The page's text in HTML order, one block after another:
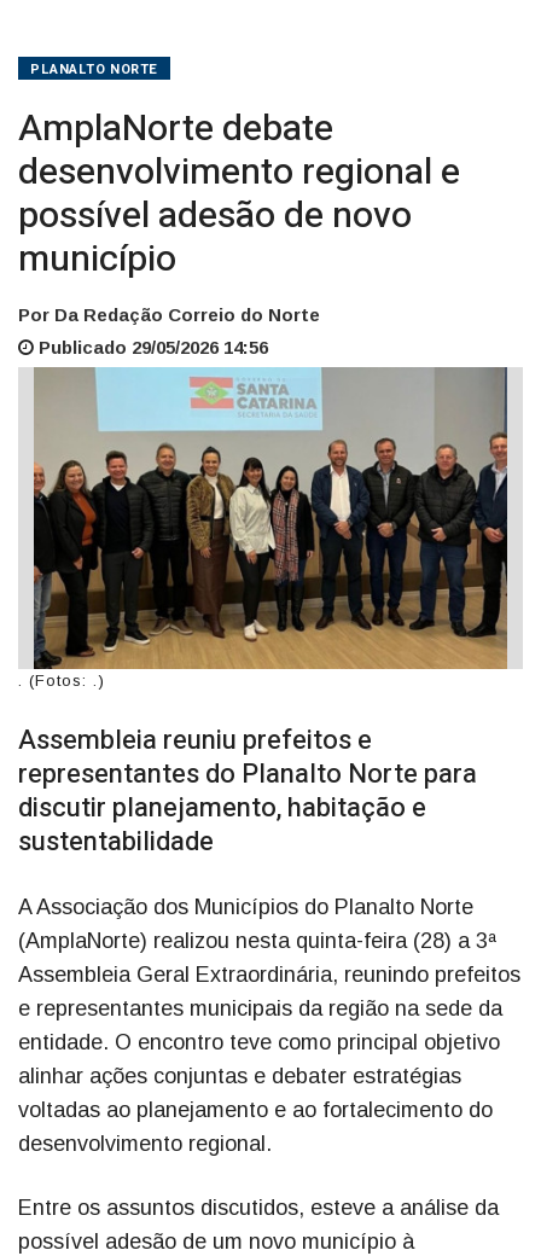
PLANALTO NORTE
AmplaNorte debate
desenvolvimento regional e
possível adesão de novo
município
Por Da Redação Correio do Norte
Publicado 29/05/2026 14:56
. (Fotos: .)
Assembleia reuniu prefeitos e
representantes do Planalto Norte para
discutir planejamento, habitação e
sustentabilidade
A Associação dos Municípios do Planalto Norte
(AmplaNorte) realizou nesta quinta-feira (28) a 3ª
Assembleia Geral Extraordinária, reunindo prefeitos
e representantes municipais da região na sede da
entidade. O encontro teve como principal objetivo
alinhar ações conjuntas e debater estratégias
voltadas ao planejamento e ao fortalecimento do
desenvolvimento regional.
Entre os assuntos discutidos, esteve a análise da
possível adesão de um novo município à